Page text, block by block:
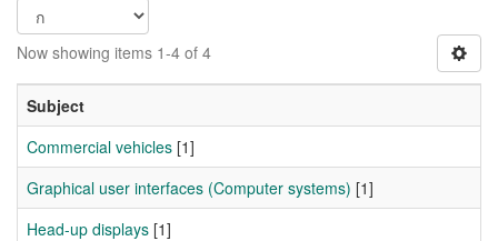
Now showing items 1-4 of 4
Subject
Commercial vehicles [1]
Graphical user interfaces (Computer systems) [1]
Head-up displays [1]